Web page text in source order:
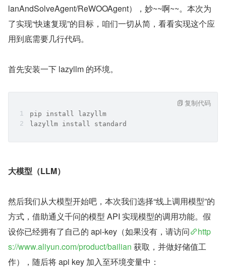
lanAndSolveAgent/ReWOOAgent），妙~~啊~~。本次为
了实现“快速复现”的目标，咱们一切从简，看看实现这个应
用到底需要几行代码。
首先安装一下 lazyllm 的环境。
pip install lazyllm
lazyllm install standard
复制代码
大模型（LLM）
然后我们从大模型开始吧，本次我们选择“线上调用模型”的
方式，借助通义千问的模型 API 实现模型的调用功能。假
设你已经拥有了自己的 api-key（如果没有，请访问
http
s://www.aliyun.com/product/bailian 获取，并做好储值工
作），随后将 api key 加入至环境变量中：